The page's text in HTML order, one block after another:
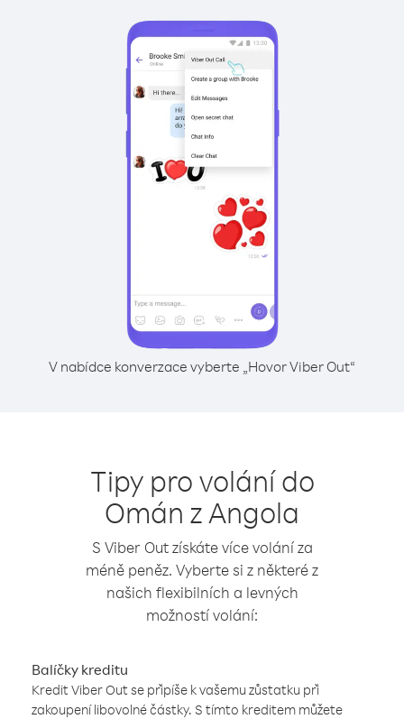
V nabídce konverzace vyberte „Hovor Viber Out“
Tipy pro volání do
Omán z Angola
S Viber Out získáte více volání za
méně peněz. Vyberte si z některé z
našich flexibilních a levných
možností volání:
Balíčky kreditu
Kredit Viber Out se připíše k vašemu zůstatku při
zakoupení libovolné částky. S tímto kreditem můžete